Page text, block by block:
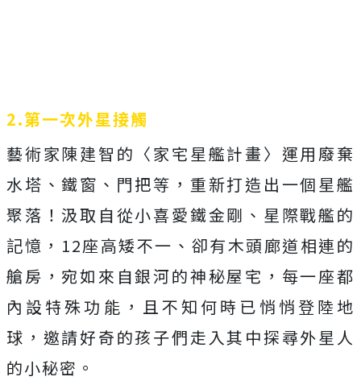
2.第一次外星接觸
藝術家陳建智的〈家宅星艦計畫〉運用廢棄
水塔、鐵窗、門把等，重新打造出一個星艦
聚落！汲取自從小喜愛鐵金剛、星際戰艦的
記憶，12座高矮不一、卻有木頭廊道相連的
艙房，宛如來自銀河的神秘屋宅，每一座都
內設特殊功能，且不知何時已悄悄登陸地
球，邀請好奇的孩子們走入其中探尋外星人
的小秘密。